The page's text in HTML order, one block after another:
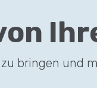
bringen und